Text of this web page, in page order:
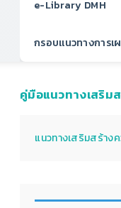
e-Library DMH
กรอบแนวทางการ
คู่มือแนวทางเสริม
แนวทางเสริมสร้า